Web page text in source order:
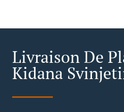
Livraison De
Kidana